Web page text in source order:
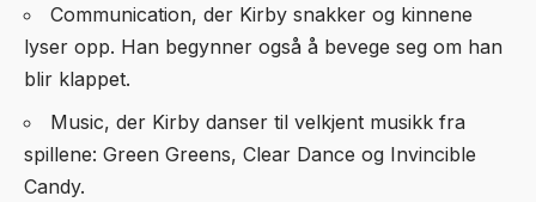
Communication, der Kirby snakker og kinnene
lyser opp. Han begynner også å bevege seg om han
blir klappet.
Music, der Kirby danser til velkjent musikk fra
spillene: Green Greens, Clear Dance og Invincible
Candy.